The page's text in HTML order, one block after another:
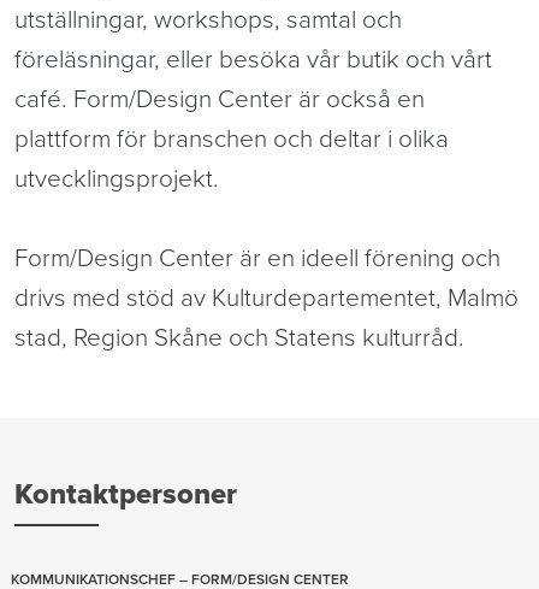
utställningar, workshops, samtal och
föreläsningar, eller besöka vår butik och vårt
café. Form/Design Center är också en
plattform för branschen och deltar i olika
utvecklingsprojekt.
Form/Design Center är en ideell förening och
drivs med stöd av Kulturdepartementet, Malmö
stad, Region Skåne och Statens kulturråd.
Kontaktpersoner
KOMMUNIKATIONSCHEF – FORM/DESIGN CENTER